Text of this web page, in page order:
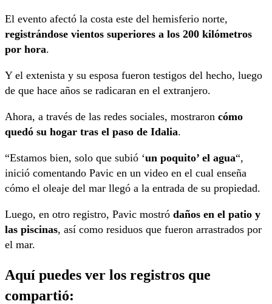
El evento afectó la costa este del hemisferio norte,
registrándose vientos superiores a los 200 kilómetros
por hora.
Y el extenista y su esposa fueron testigos del hecho, luego
de que hace años se radicaran en el extranjero.
Ahora, a través de las redes sociales, mostraron cómo
quedó su hogar tras el paso de Idalia.
“Estamos bien, solo que subió ‘un poquito’ el agua“,
inició comentando Pavic en un video en el cual enseña
cómo el oleaje del mar llegó a la entrada de su propiedad.
Luego, en otro registro, Pavic mostró daños en el patio y
las piscinas, así como residuos que fueron arrastrados por
el mar.
Aquí puedes ver los registros que
compartió: